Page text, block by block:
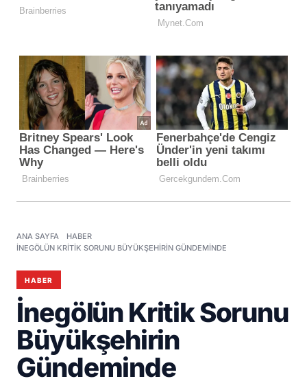
ANA SAYFA
HABER
İNEGÖLÜN KRITIK SORUNU BÜYÜKŞEHIRIN GÜNDEMINDE
HABER
İnegölün Kritik Sorunu
Büyükşehirin
Gündeminde